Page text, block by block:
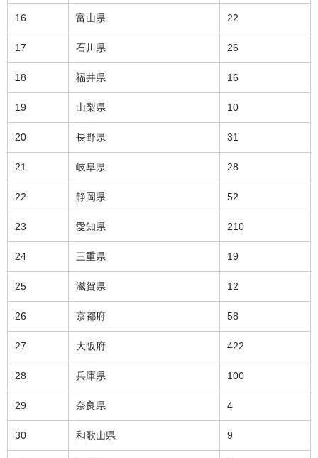
16 富山県 22
17 石川県 26
18 福井県 16
19 山梨県 10
20 長野県 31
21 岐阜県 28
22 静岡県 52
23 愛知県 210
24 三重県 19
25 滋賀県 12
26 京都府 58
27 大阪府 422
28 兵庫県 100
29 奈良県 4
30 和歌山県 9